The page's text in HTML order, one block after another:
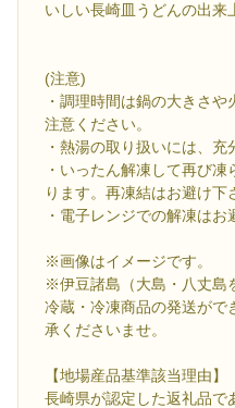
いしい長崎皿うどんの出来
(注意)
・調理時間は鍋の大きさ
注意ください。
・熱湯の取り扱いには、充
・いったん解凍して再び
ります。再凍結はお避け下
・電子レンジでの解凍はお
※画像はイメージです。
※伊豆諸島（大島・八丈島
冷蔵・冷凍商品の発送がで
承くださいませ。
【地場産品基準該当理由】
長崎県が認定した返礼品で